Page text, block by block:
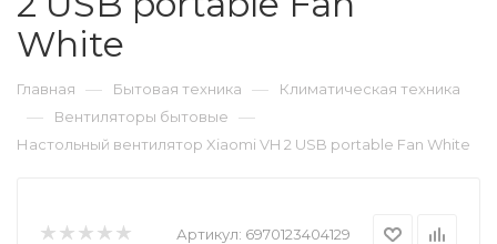
White
Главная — Бытовая техника — Климатическая техника
— Вентиляторы бытовые —
Настольный вентилятор Xiaomi VH 2 USB portable Fan White
Артикул: 6970123404129